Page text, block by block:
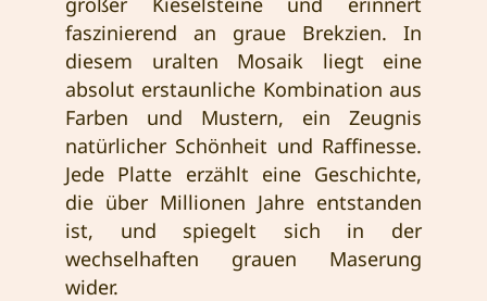
faszinierend an graue Brekzien. In
diesem uralten Mosaik liegt eine
absolut erstaunliche Kombination aus
Farben und Mustern, ein Zeugnis
natürlicher Schönheit und Raffinesse.
Jede Platte erzählt eine Geschichte,
die über Millionen Jahre entstanden
ist, und spiegelt sich in der
wechselhaften grauen Maserung
wider.